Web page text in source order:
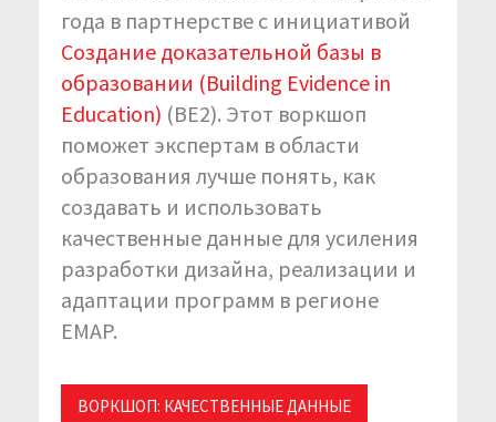
года в партнерстве с инициативой
Создание доказательной базы в
образовании (Building Evidence in
Education) (BE2). Этот воркшоп
поможет экспертам в области
образования лучше понять, как
создавать и использовать
качественные данные для усиления
разработки дизайна, реализации и
адаптации программ в регионе
EMAP.
ВОРКШОП: КАЧЕСТВЕННЫЕ ДАННЫЕ